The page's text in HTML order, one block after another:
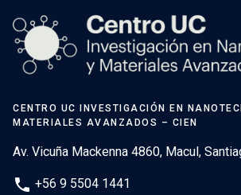
CENTRO UC INVESTIGACIÓN EN
MATERIALES AVANZADOS – CIEN
Av. Vicuña Mackenna 4860, Macul,
phone +56 9 5504 1441